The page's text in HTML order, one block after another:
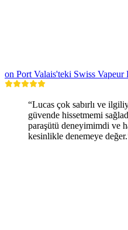
on Port Valais'teki Swiss Vapeur
“Lucas çok sabırlı ve
güvende hissetmemi
paraşütü deneyimimdi ve
kesinlikle denemeye